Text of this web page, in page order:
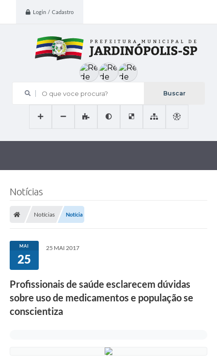
Login / Cadastro
O que voce procura?
Notícias
Notícias Notícia
MAI
25
25 MAI 2017
Profissionais de saúde esclarecem dúvidas
sobre uso de medicamentos e população se
conscientiza